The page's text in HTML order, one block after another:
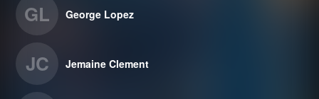
GL George Lopez
JC Jemaine Clement